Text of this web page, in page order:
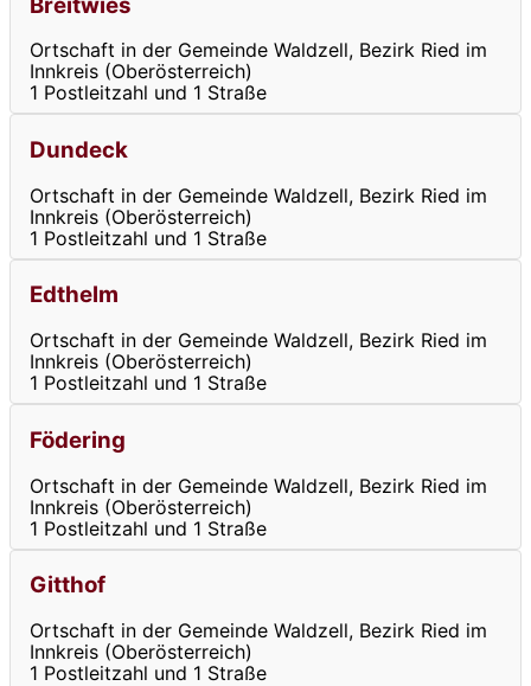
Ortschaft in der Gemeinde Waldzell, Bezirk Ried im
Innkreis (Oberösterreich)
1 Postleitzahl und 1 Straße
Dundeck
Ortschaft in der Gemeinde Waldzell, Bezirk Ried im
Innkreis (Oberösterreich)
1 Postleitzahl und 1 Straße
Edthelm
Ortschaft in der Gemeinde Waldzell, Bezirk Ried im
Innkreis (Oberösterreich)
1 Postleitzahl und 1 Straße
Födering
Ortschaft in der Gemeinde Waldzell, Bezirk Ried im
Innkreis (Oberösterreich)
1 Postleitzahl und 1 Straße
Gitthof
Ortschaft in der Gemeinde Waldzell, Bezirk Ried im
Innkreis (Oberösterreich)
1 Postleitzahl und 1 Straße